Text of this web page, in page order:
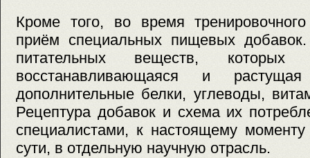
Кроме того, во время
приём специальных пищевых
питательных веществ, которых
восстанавливающаяся и
дополнительные белки, углеводы,
Рецептура добавок и схема их
специалистами, к настоящему
сути, в отдельную научную отрасль.